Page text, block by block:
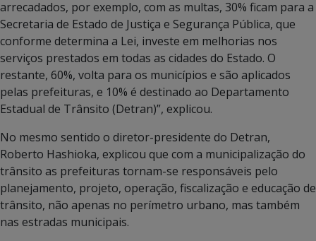
arrecadados, por exemplo, com as multas, 30% ficam para a
Secretaria de Estado de Justiça e Segurança Pública, que
conforme determina a Lei, investe em melhorias nos
serviços prestados em todas as cidades do Estado. O
restante, 60%, volta para os municípios e são aplicados
pelas prefeituras, e 10% é destinado ao Departamento
Estadual de Trânsito (Detran)”, explicou.
No mesmo sentido o diretor-presidente do Detran,
Roberto Hashioka, explicou que com a municipalização do
trânsito as prefeituras tornam-se responsáveis pelo
planejamento, projeto, operação, fiscalização e educação de
trânsito, não apenas no perímetro urbano, mas também
nas estradas municipais.